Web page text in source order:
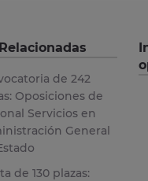
de 242
Oposiciones de
Servicios en
General
de 130 plazas: